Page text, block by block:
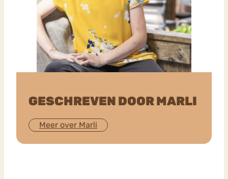
GESCHREVEN DOOR MARLI
Meer over Marli